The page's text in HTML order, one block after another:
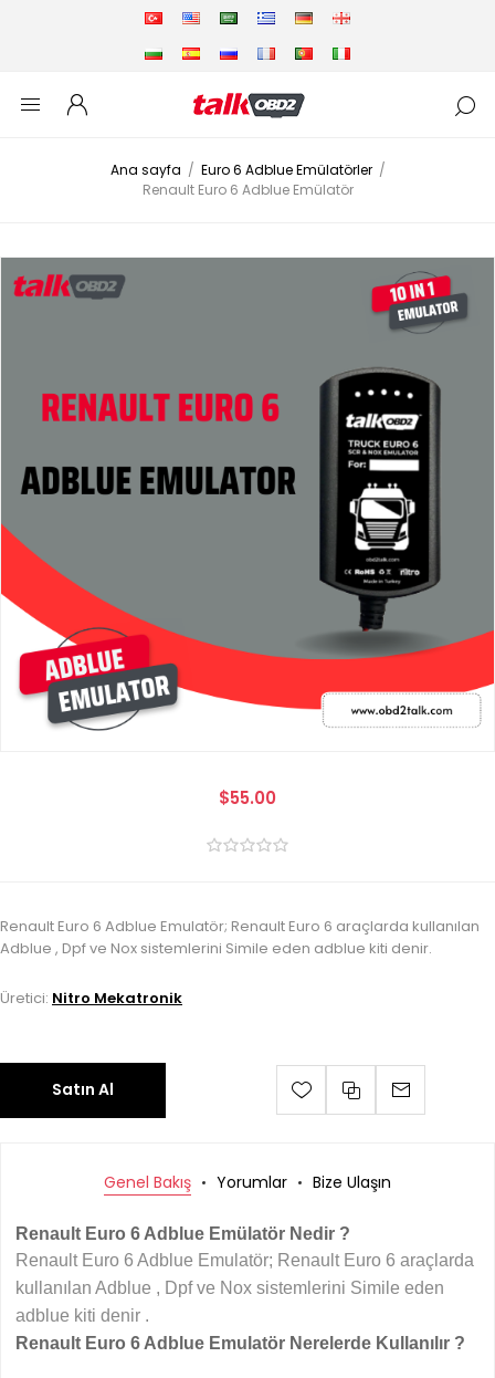
Ana sayfa / Euro 6 Adblue Emülatörler /
Renault Euro 6 Adblue Emülatör
$55.00
Renault Euro 6 Adblue Emulatör; Renault Euro 6 araçlarda kullanılan
Adblue , Dpf ve Nox sistemlerini Simile eden adblue kiti denir.
Üretici: Nitro Mekatronik
Satın Al
Genel Bakış Yorumlar Bize Ulaşın
Renault Euro 6 Adblue Emülatör Nedir ?
Renault Euro 6 Adblue Emulatör; Renault Euro 6 araçlarda
kullanılan Adblue , Dpf ve Nox sistemlerini Simile eden
adblue kiti denir .
Renault Euro 6 Adblue Emulatör Nerelerde Kullanılır ?